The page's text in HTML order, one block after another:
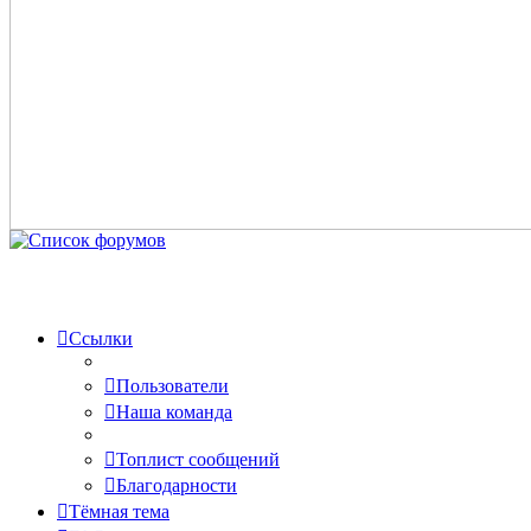
Ссылки
Пользователи
Наша команда
Топлист сообщений
Благодарности
Тёмная тема